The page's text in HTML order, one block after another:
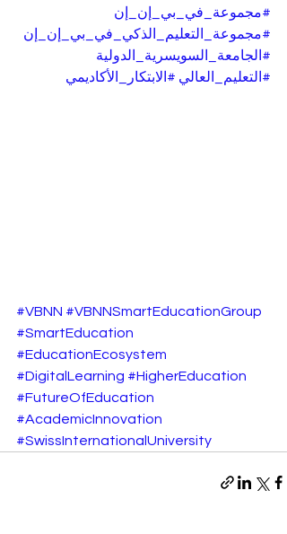
#مجموعة_في_بي_إن_إن
#مجموعة_التعليم_الذكي_في_بي_إن_إن
#الجامعة_السويسرية_الدولية
#التعليم_العالي #الابتكار_الأكاديمي
#VBNN #VBNNSmartEducationGroup
#SmartEducation
#EducationEcosystem
#DigitalLearning #HigherEducation
#FutureOfEducation
#AcademicInnovation
#SwissInternationalUniversity